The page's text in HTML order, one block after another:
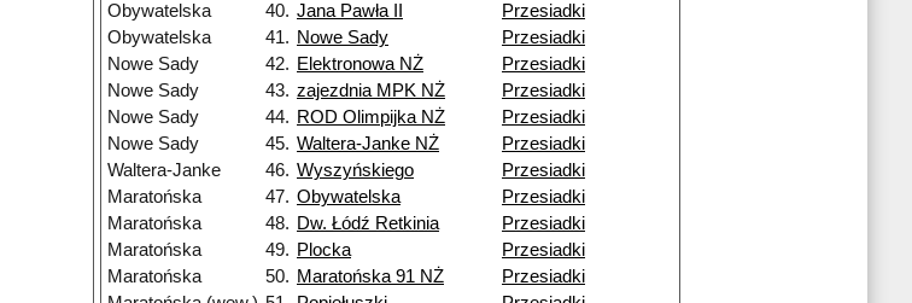
Obywatelska
40. Jana Pawła II
Przesiadki
Obywatelska
41. Nowe Sady
Przesiadki
Nowe Sady
42. Elektronowa NŻ
Przesiadki
Nowe Sady
43. zajezdnia MPK NŻ
Przesiadki
Nowe Sady
44. ROD Olimpijka NŻ
Przesiadki
Nowe Sady
45. Waltera-Janke NŻ
Przesiadki
Waltera-Janke
46. Wyszyńskiego
Przesiadki
Maratońska
47. Obywatelska
Przesiadki
Maratońska
48. Dw. Łódź Retkinia
Przesiadki
Maratońska
49. Plocka
Przesiadki
Maratońska
50. Maratońska 91 NŻ
Przesiadki